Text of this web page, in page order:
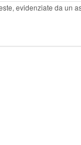
evidenziate da un